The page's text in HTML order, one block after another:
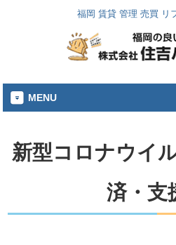
福岡 賃貸 管理 売買 リ
MENU
新型コロナウイ
済・